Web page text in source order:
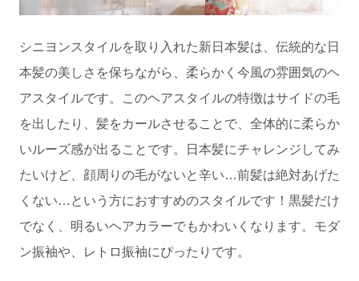
シニヨンスタイルを取り入れた新日本髪は、伝統的な日
本髪の美しさを保ちながら、柔らかく今風の雰囲気のヘ
アスタイルです。このヘアスタイルの特徴はサイドの毛
を出したり、髪をカールさせることで、全体的に柔らか
いルーズ感が出ることです。日本髪にチャレンジしてみ
たいけど、顔周りの毛がないと辛い…前髪は絶対あげた
くない…という方におすすめのスタイルです！黒髪だけ
でなく、明るいヘアカラーでもかわいくなります。モダ
ン振袖や、レトロ振袖にぴったりです。